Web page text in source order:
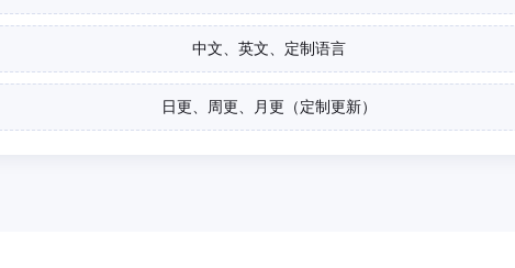
中文、英文、定制语言
日更、周更、月更（定制更新）